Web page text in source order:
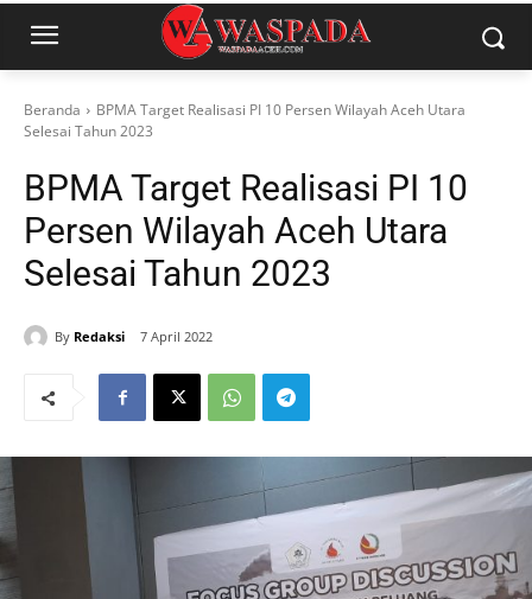
Beranda
BPMA Target Realisasi PI 10 Persen Wilayah Aceh Utara
Selesai Tahun 2023
BPMA Target Realisasi PI 10
Persen Wilayah Aceh Utara
Selesai Tahun 2023
By Redaksi 7 April 2022